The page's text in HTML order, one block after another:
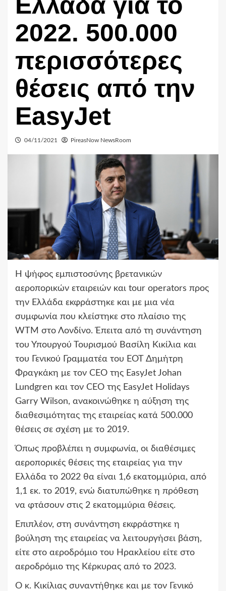
2022. 500.000
περισσότερες
θέσεις από την
EasyJet
04/11/2021 PireasNow NewsRoom
Η ψήφος εμπιστοσύνης βρετανικών
αεροπορικών εταιρειών και tour operators προς
την Ελλάδα εκφράστηκε και με μια νέα
συμφωνία που κλείστηκε στο πλαίσιο της
WTM στο Λονδίνο. Έπειτα από τη συνάντηση
του Υπουργού Τουρισμού Βασίλη Κικίλια και
του Γενικού Γραμματέα του ΕΟΤ Δημήτρη
Φραγκάκη με τον CEO της EasyJet Johan
Lundgren και τον CEO της EasyJet Holidays
Garry Wilson, ανακοινώθηκε η αύξηση της
διαθεσιμότητας της εταιρείας κατά 500.000
θέσεις σε σχέση με το 2019.
Όπως προβλέπει η συμφωνία, οι διαθέσιμες
αεροπορικές θέσεις της εταιρείας για την
Ελλάδα το 2022 θα είναι 1,6 εκατομμύρια, από
1,1 εκ. το 2019, ενώ διατυπώθηκε η πρόθεση
να φτάσουν στις 2 εκατομμύρια θέσεις.
Επιπλέον, στη συνάντηση εκφράστηκε η
βούληση της εταιρείας να λειτουργήσει βάση,
είτε στο αεροδρόμιο του Ηρακλείου είτε στο
αεροδρόμιο της Κέρκυρας από το 2023.
Ο κ. Κικίλιας συναντήθηκε και με τον Γενικό